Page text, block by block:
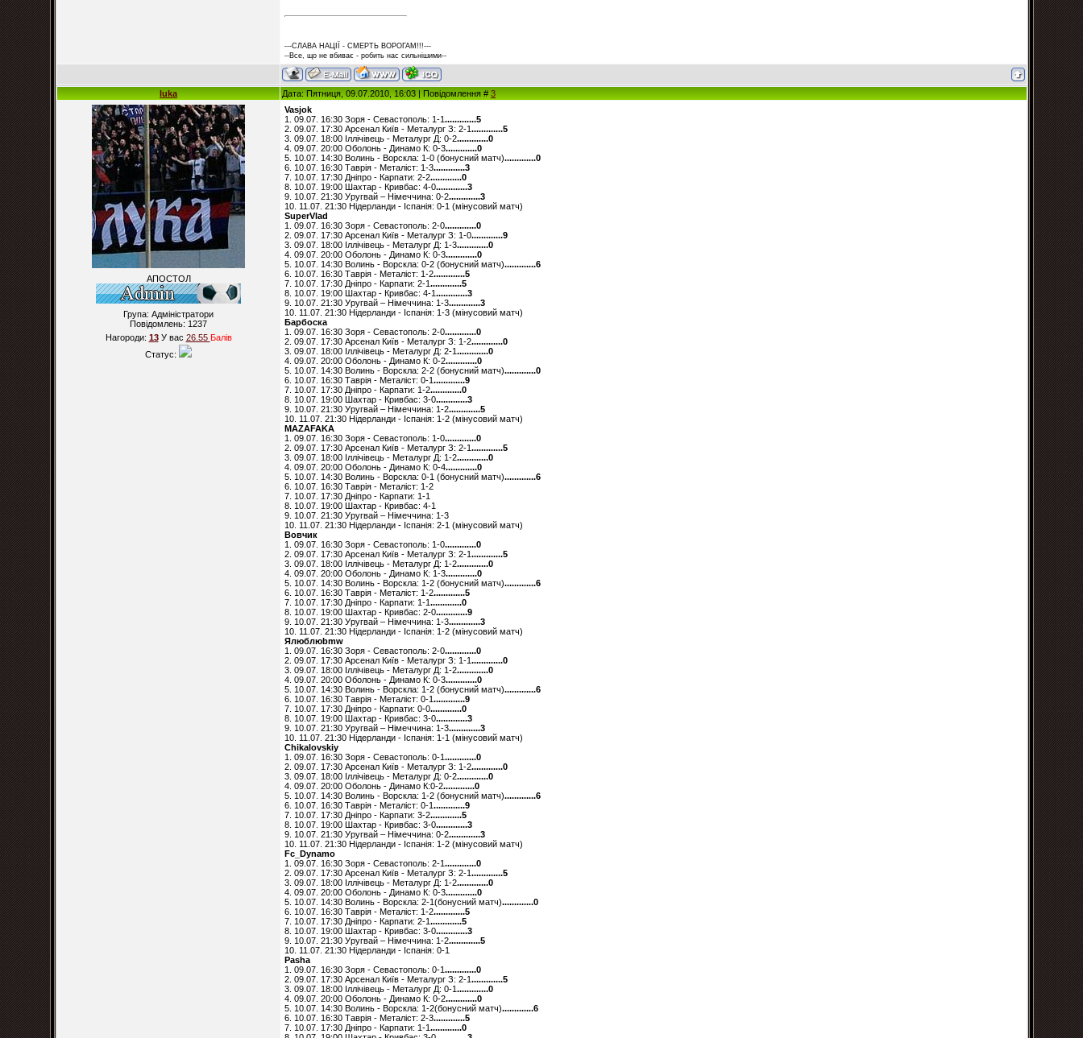
---СЛАВА НАЦІЇ - СМЕРТЬ ВОРОГАМ!!!---
--Все, що не вбиває - робить нас сильнішими--
luka Дата: Пятниця, 09.07.2010, 16:03 | Повідомлення #3
АПОСТОЛ
Група: Адміністратори
Повідомлень: 1237
Нагороди: 13У вас 26.55 Балiв
Статус:
Vasjok
1. 09.07. 16:30 Зоря - Севастополь: 1-1.............5
2. 09.07. 17:30 Арсенал Київ - Металург З: 2-1.............5
3. 09.07. 18:00 Іллічівець - Металург Д: 0-2.............0
4. 09.07. 20:00 Оболонь - Динамо К: 0-3.............0
5. 10.07. 14:30 Волинь - Ворскла: 1-0 (бонусний матч).............0
6. 10.07. 16:30 Таврія - Металіст: 1-3.............3
7. 10.07. 17:30 Дніпро - Карпати: 2-2.............0
8. 10.07. 19:00 Шахтар - Кривбас: 4-0.............3
9. 10.07. 21:30 Уругвай – Німеччина: 0-2.............3
10. 11.07. 21:30 Нідерланди - Іспанія: 0-1 (мінусовий матч)
SuperVlad
1. 09.07. 16:30 Зоря - Севастополь: 2-0.............0
2. 09.07. 17:30 Арсенал Київ - Металург З: 1-0.............9
3. 09.07. 18:00 Іллічівець - Металург Д: 1-3.............0
4. 09.07. 20:00 Оболонь - Динамо К: 0-3.............0
5. 10.07. 14:30 Волинь - Ворскла: 0-2 (бонусний матч).............6
6. 10.07. 16:30 Таврія - Металіст: 1-2.............5
7. 10.07. 17:30 Дніпро - Карпати: 2-1.............5
8. 10.07. 19:00 Шахтар - Кривбас: 4-1.............3
9. 10.07. 21:30 Уругвай – Німеччина: 1-3.............3
10. 11.07. 21:30 Нідерланди - Іспанія: 1-3 (мінусовий матч)
Барбоска
1. 09.07. 16:30 Зоря - Севастополь: 2-0.............0
2. 09.07. 17:30 Арсенал Київ - Металург З: 1-2.............0
3. 09.07. 18:00 Іллічівець - Металург Д: 2-1.............0
4. 09.07. 20:00 Оболонь - Динамо К: 0-2.............0
5. 10.07. 14:30 Волинь - Ворскла: 2-2 (бонусний матч).............0
6. 10.07. 16:30 Таврія - Металіст: 0-1.............9
7. 10.07. 17:30 Дніпро - Карпати: 1-2.............0
8. 10.07. 19:00 Шахтар - Кривбас: 3-0.............3
9. 10.07. 21:30 Уругвай – Німеччина: 1-2.............5
10. 11.07. 21:30 Нідерланди - Іспанія: 1-2 (мінусовий матч)
MAZAFAKA
1. 09.07. 16:30 Зоря - Севастополь: 1-0.............0
2. 09.07. 17:30 Арсенал Київ - Металург З: 2-1.............5
3. 09.07. 18:00 Іллічівець - Металург Д: 1-2.............0
4. 09.07. 20:00 Оболонь - Динамо К: 0-4.............0
5. 10.07. 14:30 Волинь - Ворскла: 0-1 (бонусний матч).............6
6. 10.07. 16:30 Таврія - Металіст: 1-2
7. 10.07. 17:30 Дніпро - Карпати: 1-1
8. 10.07. 19:00 Шахтар - Кривбас: 4-1
9. 10.07. 21:30 Уругвай – Німеччина: 1-3
10. 11.07. 21:30 Нідерланди - Іспанія: 2-1 (мінусовий матч)
Вовчик
1. 09.07. 16:30 Зоря - Севастополь: 1-0.............0
2. 09.07. 17:30 Арсенал Київ - Металург З: 2-1.............5
3. 09.07. 18:00 Іллічівець - Металург Д: 1-2.............0
4. 09.07. 20:00 Оболонь - Динамо К: 1-3.............0
5. 10.07. 14:30 Волинь - Ворскла: 1-2 (бонусний матч).............6
6. 10.07. 16:30 Таврія - Металіст: 1-2.............5
7. 10.07. 17:30 Дніпро - Карпати: 1-1.............0
8. 10.07. 19:00 Шахтар - Кривбас: 2-0.............9
9. 10.07. 21:30 Уругвай – Німеччина: 1-3.............3
10. 11.07. 21:30 Нідерланди - Іспанія: 1-2 (мінусовий матч)
Ялюблюbmw
1. 09.07. 16:30 Зоря - Севастополь: 2-0.............0
2. 09.07. 17:30 Арсенал Київ - Металург З: 1-1.............0
3. 09.07. 18:00 Іллічівець - Металург Д: 1-2.............0
4. 09.07. 20:00 Оболонь - Динамо К: 0-3.............0
5. 10.07. 14:30 Волинь - Ворскла: 1-2 (бонусний матч).............6
6. 10.07. 16:30 Таврія - Металіст: 0-1.............9
7. 10.07. 17:30 Дніпро - Карпати: 0-0.............0
8. 10.07. 19:00 Шахтар - Кривбас: 3-0.............3
9. 10.07. 21:30 Уругвай – Німеччина: 1-3.............3
10. 11.07. 21:30 Нідерланди - Іспанія: 1-1 (мінусовий матч)
Chikalovskiy
1. 09.07. 16:30 Зоря - Севастополь: 0-1.............0
2. 09.07. 17:30 Арсенал Київ - Металург З: 1-2.............0
3. 09.07. 18:00 Іллічівець - Металург Д: 0-2.............0
4. 09.07. 20:00 Оболонь - Динамо К:0-2.............0
5. 10.07. 14:30 Волинь - Ворскла: 1-2 (бонусний матч).............6
6. 10.07. 16:30 Таврія - Металіст: 0-1.............9
7. 10.07. 17:30 Дніпро - Карпати: 3-2.............5
8. 10.07. 19:00 Шахтар - Кривбас: 3-0.............3
9. 10.07. 21:30 Уругвай – Німеччина: 0-2.............3
10. 11.07. 21:30 Нідерланди - Іспанія: 1-2 (мінусовий матч)
Fc_Dynamo
1. 09.07. 16:30 Зоря - Севастополь: 2-1.............0
2. 09.07. 17:30 Арсенал Київ - Металург З: 2-1.............5
3. 09.07. 18:00 Іллічівець - Металург Д: 1-2.............0
4. 09.07. 20:00 Оболонь - Динамо К: 0-3.............0
5. 10.07. 14:30 Волинь - Ворскла: 2-1(бонусний матч).............0
6. 10.07. 16:30 Таврія - Металіст: 1-2.............5
7. 10.07. 17:30 Дніпро - Карпати: 2-1.............5
8. 10.07. 19:00 Шахтар - Кривбас: 3-0.............3
9. 10.07. 21:30 Уругвай – Німеччина: 1-2.............5
10. 11.07. 21:30 Нідерланди - Іспанія: 0-1
Pasha
1. 09.07. 16:30 Зоря - Севастополь: 0-1.............0
2. 09.07. 17:30 Арсенал Київ - Металург З: 2-1.............5
3. 09.07. 18:00 Іллічівець - Металург Д: 0-1.............0
4. 09.07. 20:00 Оболонь - Динамо К: 0-2.............0
5. 10.07. 14:30 Волинь - Ворскла: 1-2(бонусний матч).............6
6. 10.07. 16:30 Таврія - Металіст: 2-3.............5
7. 10.07. 17:30 Дніпро - Карпати: 1-1.............0